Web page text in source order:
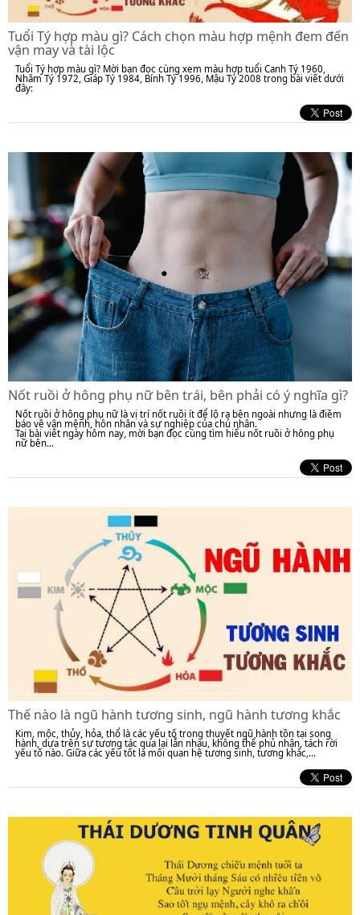
Tuổi Tý hợp màu gì? Cách chọn màu hợp mệnh đem đến
vận may và tài lộc
Tuổi Tý hợp màu gì? Mời bạn đọc cùng xem màu hợp tuổi Canh Tý 1960,
Nhâm Tý 1972, Giáp Tý 1984, Bính Tý 1996, Mậu Tý 2008 trong bài viết dưới
đây:
Nốt ruồi ở hông phụ nữ bên trái, bên phải có ý nghĩa gì?
Nốt ruồi ở hông phụ nữ là vị trí nốt ruồi ít để lộ ra bên ngoài nhưng là điềm
báo về vận mệnh, hôn nhân và sự nghiệp của chủ nhân.
Tại bài viết ngày hôm nay, mời bạn đọc cùng tìm hiểu nốt ruồi ở hông phụ
nữ bên...
Thế nào là ngũ hành tương sinh, ngũ hành tương khắc
Kim, mộc, thủy, hỏa, thổ là các yếu tố trong thuyết ngũ hành tồn tại song
hành, dựa trên sự tương tác qua lại lẫn nhau, không thể phủ nhận, tách rời
yếu tố nào. Giữa các yếu tốt là mối quan hệ tương sinh, tương khắc,...